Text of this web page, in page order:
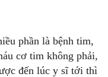
phần là bệnh tim,
cơ tim không phải,
đến lúc y sĩ tới thì